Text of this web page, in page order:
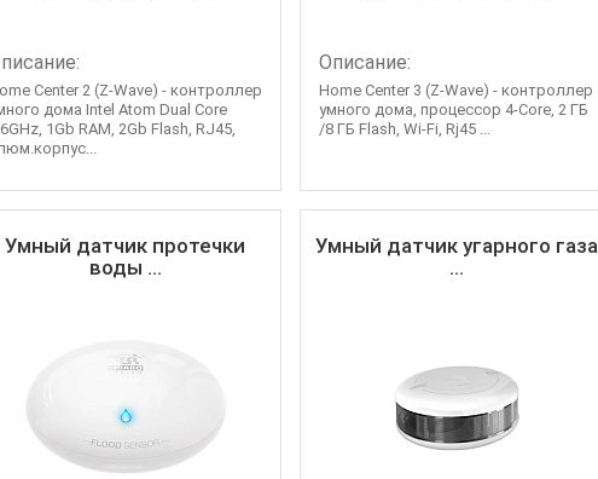
Center 2 (Z-Wave) - контроллер
дома Intel Atom Dual Core
1Gb RAM, 2Gb Flash, RJ45,
Описание:
Home Center 3 (Z-Wave) - контроллер
умного дома, процессор 4-Core, 2 ГБ
/8 ГБ Flash, Wi-Fi, Rj45 ...
Умный датчик протечки
воды ...
Умный датчик угарного газа
...